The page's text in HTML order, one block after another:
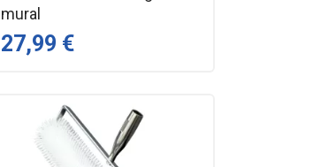
mural
27,99 €